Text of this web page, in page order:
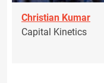
Christian Kumar
Capital Kinetics